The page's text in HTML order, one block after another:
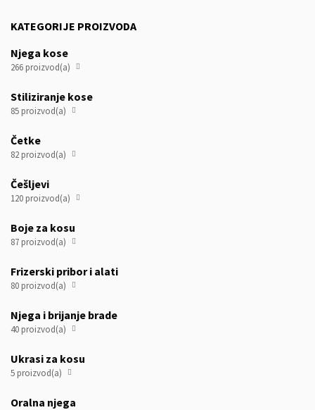
KATEGORIJE PROIZVODA
Njega kose
266 proizvod(a) 
Stiliziranje kose
85 proizvod(a) 
Četke
82 proizvod(a) 
Češljevi
120 proizvod(a) 
Boje za kosu
87 proizvod(a) 
Frizerski pribor i alati
80 proizvod(a) 
Njega i brijanje brade
40 proizvod(a) 
Ukrasi za kosu
5 proizvod(a) 
Oralna njega